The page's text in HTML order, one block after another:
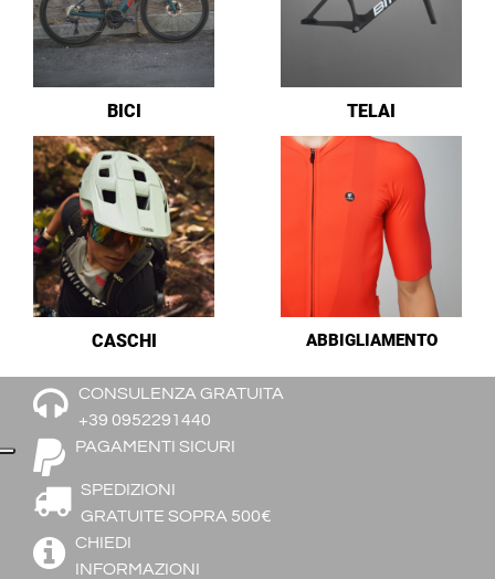
BICI TELAI
CASCHI ABBIGLIAMENTO
CONSULENZA GRATUITA
+39 0952291440
PAGAMENTI SICURI
SPEDIZIONI
GRATUITE SOPRA 500€
CHIEDI
INFORMAZIONI